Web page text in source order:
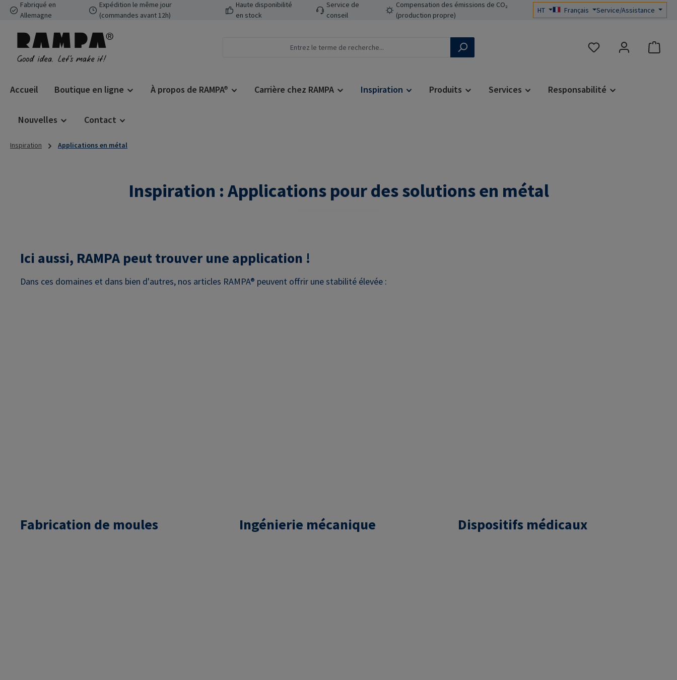
au contenu principal
Passer à la recherche
Passer à la navigation principale
Fabriqué en
Allemagne
Expédition le même jour
(commandes avant 12h)
Haute disponibilité
en stock
Service de
conseil
Compensation des émissions de CO₂
(production propre)
HT Français Service/Assistance
Vous avez 0 articles
Accueil Boutique en ligne À propos de RAMPA® Carrière chez RAMPA Inspiration Produits Services Responsabilité
Nouvelles Contact
Inspiration Applications en métal
Inspiration : Applications pour des solutions en métal
Ici aussi, RAMPA peut trouver une application !
Dans ces domaines et dans bien d'autres, nos articles RAMPA® peuvent offrir une stabilité élevée :
Fabrication de moules Ingénierie mécanique Dispositifs médicaux